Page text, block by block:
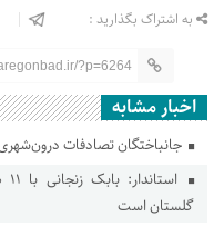
به اشتراک بگذارید :
?p=6264
اخبار مشابه
جانباختگان تصادفات درون‌شهری گلستان ۱۷
گلستان است